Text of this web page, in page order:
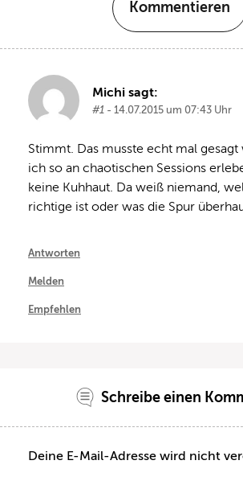
Kommentieren
Michi sagt:
#1 - 14.07.2015 um 07:43 Uhr
Stimmt. Das musste echt mal gesagt
ich so an chaotischen Sessions
keine Kuhhaut. Da weiß niemand,
richtige ist oder was die Spur
Antworten
Melden
Empfehlen
Schreibe einen
Deine E-Mail-Adresse wird nicht